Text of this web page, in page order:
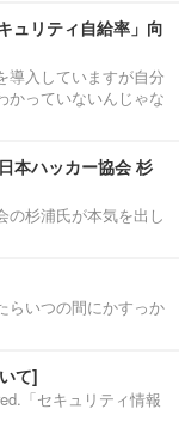
ュリティ自給率」向
導入していますが自分
かっていないんじゃな
本ハッカー協会 杉
の杉浦氏が本気を出し
らいつの間にかすっか
て]
「セキュリティ情報